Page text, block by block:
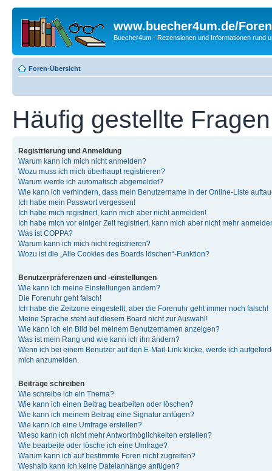
www.buecher4um.de/Foren
Buecher4um - Rezensionen und Informationen rund
Foren-Übersicht
Häufig gestellte Fragen
Registrierung und Anmeldung
Warum kann ich mich nicht anmelden?
Wozu muss ich mich überhaupt registrieren?
Warum werde ich automatisch abgemeldet?
Wie kann ich verhindern, dass mein Benutzername in der Online-Liste
Ich habe mein Passwort vergessen!
Ich habe mich registriert, kann mich aber nicht anmelden!
Ich habe mich vor einiger Zeit registriert, kann mich aber nicht mehr
Was ist COPPA?
Warum kann ich mich nicht registrieren?
Wozu ist die „Alle Cookies des Boards löschen“-Funktion?
Benutzerpräferenzen und -einstellungen
Wie kann ich meine Einstellungen ändern?
Die Forenuhr geht falsch!
Ich habe die Zeitzone eingestellt, aber die Forenuhr geht immer noch falsch!
Meine Sprache steht auf diesem Board nicht zur Auswahl!
Wie kann ich ein Bild bei meinem Benutzernamen anzeigen?
Was ist mein Rang und wie kann ich ihn ändern?
Wenn ich bei einem Benutzer auf den E-Mail-Link klicke, werde ich
mich anzumelden.
Beiträge schreiben
Wie schreibe ich ein Thema?
Wie kann ich einen Beitrag bearbeiten oder löschen?
Wie kann ich meinem Beitrag eine Signatur anfügen?
Wie kann ich eine Umfrage erstellen?
Wieso kann ich nicht mehr Antwortmöglichkeiten erstellen?
Wie bearbeite oder lösche ich eine Umfrage?
Warum kann ich auf bestimmte Foren nicht zugreifen?
Weshalb kann ich keine Dateianhänge anfügen?